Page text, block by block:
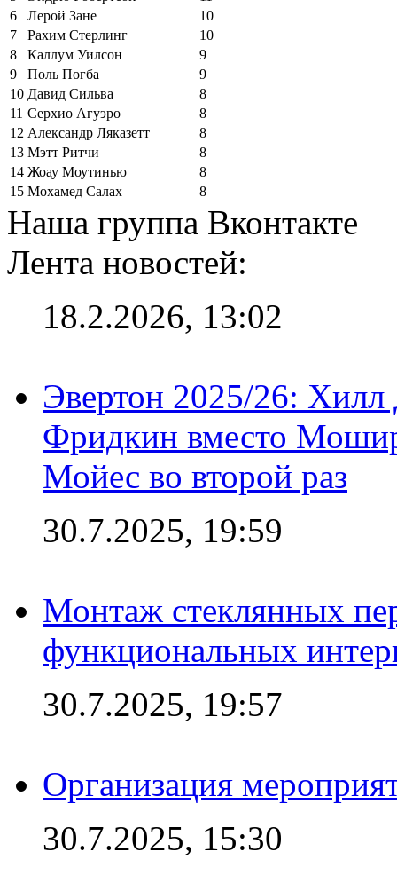
6
Лерой Зане
10
7
Рахим Стерлинг
10
8
Каллум Уилсон
9
9
Поль Погба
9
10 Давид Сильва
8
11 Серхио Агуэро
8
12 Александр Ляказетт
8
13 Мэтт Ритчи
8
14 Жоау Моутинью
8
15 Мохамед Салах 8
Наша группа Вконтакте
Лента новостей:
18.2.2026, 13:02
Эвертон 2025/26:
Фридкин вместо
Мойес во второй раз
30.7.2025, 19:59
Монтаж стеклянных
функциональных
30.7.2025, 19:57
Организация
30.7.2025, 15:30